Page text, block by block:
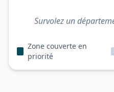
Survolez un
Zone couverte en
priorité